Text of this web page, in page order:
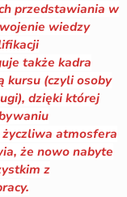
przedstawiania w
wiedzy
także kadra
kursu (czyli osoby
dzięki której
atmosfera
że nowo nabyte
z